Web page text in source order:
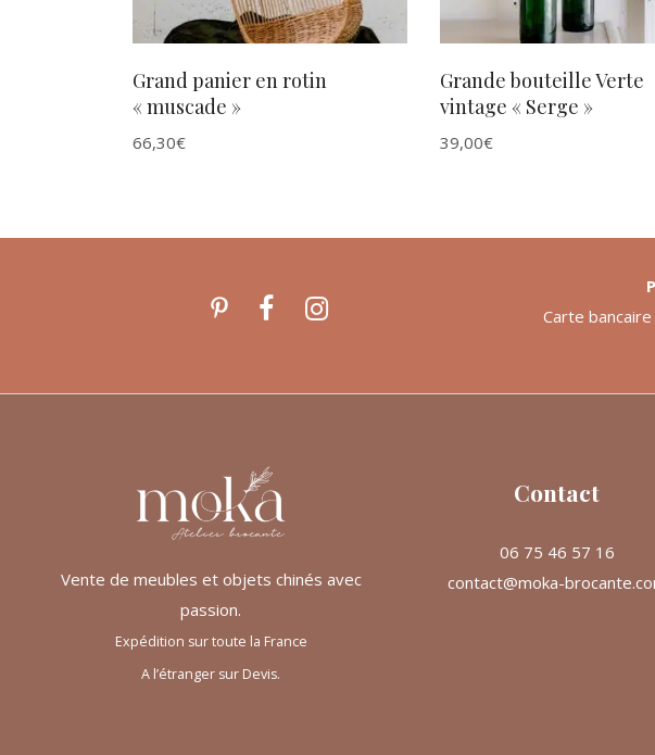
Grand panier en rotin
« muscade »
66,30€
Grande bouteille Verte
vintage « Serge »
39,00€
Vente de meubles et objets chinés avec
passion.
Expédition sur toute la France
A l’étranger sur Devis.
Contact
06 75 46 57 16
contact@moka-
Carte